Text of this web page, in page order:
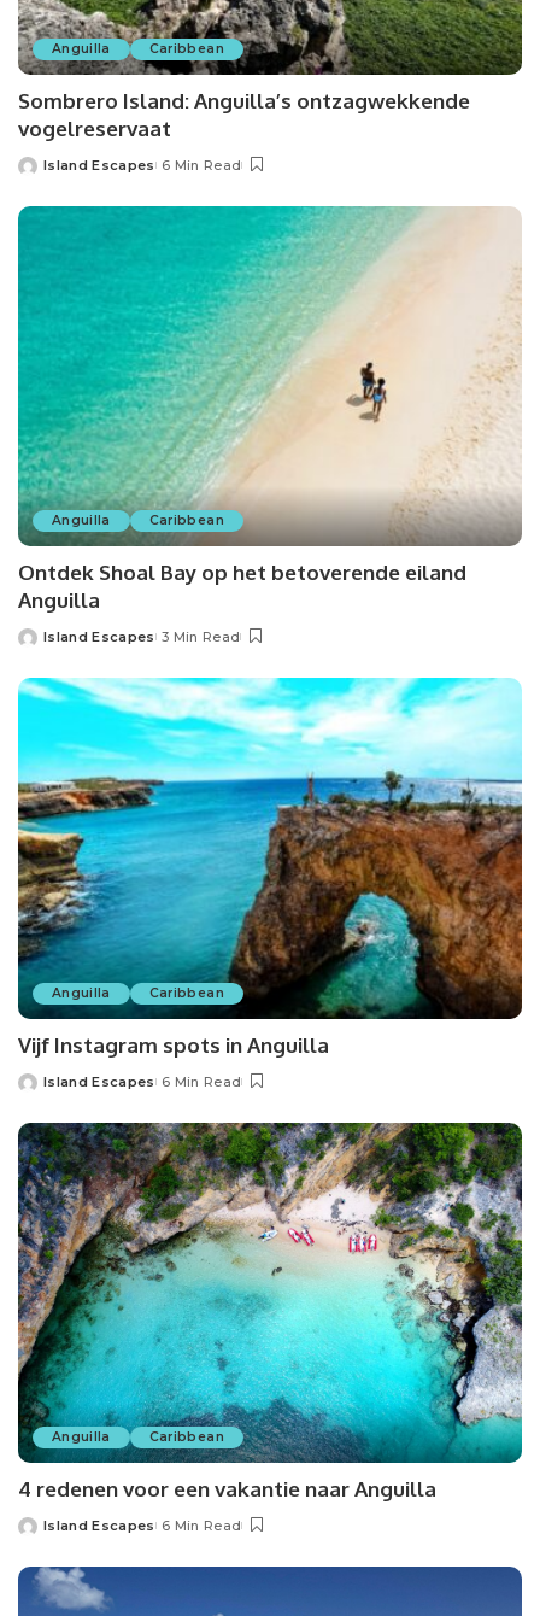
Anguilla Caribbean
Sombrero Island: Anguilla’s ontzagwekkende
vogelreservaat
Island Escapes 6 Min Read
Anguilla Caribbean
Ontdek Shoal Bay op het betoverende eiland
Anguilla
Island Escapes 3 Min Read
Anguilla Caribbean
Vijf Instagram spots in Anguilla
Island Escapes 6 Min Read
Anguilla Caribbean
4 redenen voor een vakantie naar Anguilla
Island Escapes 6 Min Read